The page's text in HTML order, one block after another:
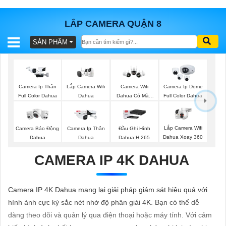
LẮP CAMERA QUẬN 8
BÁO
TRỌN
GÓI
SẢN
TƯ
VẤN
LẮP
SẢN PHẨM
Camera Ip Thân
Full Color Dahua
Lắp Camera Wifi
Dahua
Camera Wifi
Dahua Có Màu
Camera Ip Dome
Full Color Dahua
Camera Báo Động
Dahua
Camera Ip Thân
Dahua
Đầu Ghi Hình
Dahua H.265
Lắp Camera Wifi
Dahua Xoay 360
CAMERA IP 4K DAHUA
Camera IP 4K Dahua mang lại giải pháp giám sát hiệu quả với
hình ảnh cực kỳ sắc nét nhờ độ phân giải 4K. Bạn có thể dễ
dàng theo dõi và quản lý qua điện thoại hoặc máy tính. Với cảm